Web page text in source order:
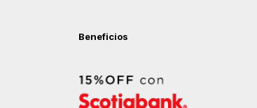
Beneficios